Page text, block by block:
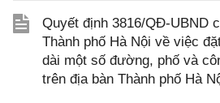
Quyết định 3816/QĐ-UBND
Thành phố Hà Nội về việc
dài một số đường, phố và
trên địa bàn Thành phố Hà